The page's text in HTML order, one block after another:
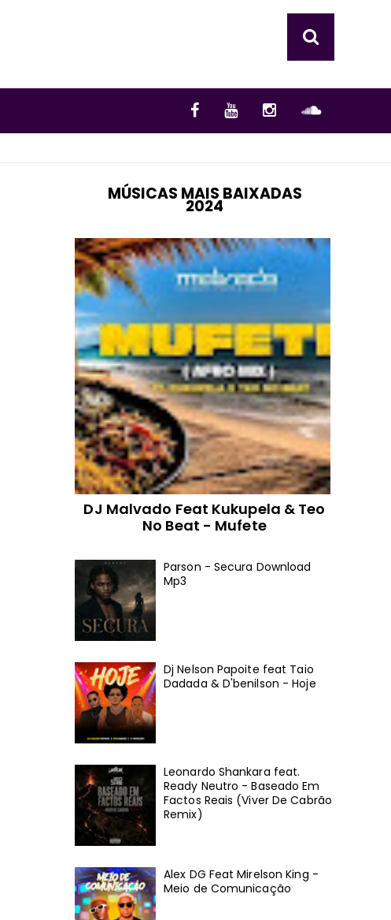
MÚSICAS MAIS BAIXADAS
2024
DJ Malvado Feat Kukupela & Teo
No Beat - Mufete
Parson - Secura Download
Mp3
Dj Nelson Papoite feat Taio
Dadada & D'benilson - Hoje
Leonardo Shankara feat.
Ready Neutro - Baseado Em
Factos Reais (Viver De Cabrão
Remix)
Alex DG Feat Mirelson King -
Meio de Comunicação